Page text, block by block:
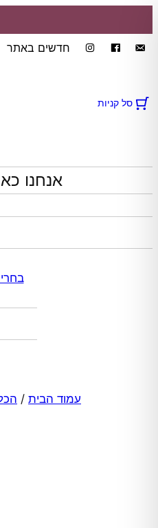
לדלג
חדשים באתר
סל קניות
אנחנו
בחרי פריטים
עמוד הבית /